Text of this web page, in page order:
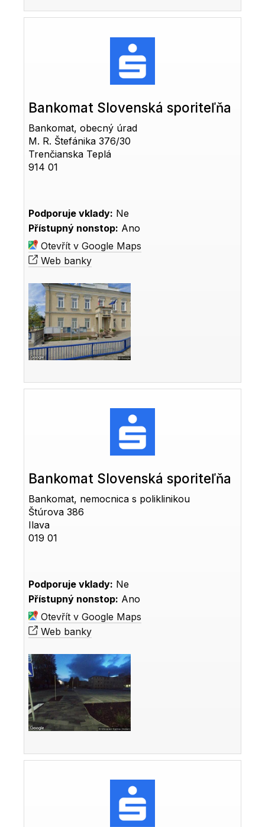
Bankomat Slovenská sporiteľňa
Bankomat, obecný úrad
M. R. Štefánika 376/30
Trenčianska Teplá
914 01
Podporuje vklady: Ne
Přístupný nonstop: Ano
Otevřít v Google Maps
Web banky
Bankomat Slovenská sporiteľňa
Bankomat, nemocnica s poliklinikou
Štúrova 386
Ilava
019 01
Podporuje vklady: Ne
Přístupný nonstop: Ano
Otevřít v Google Maps
Web banky